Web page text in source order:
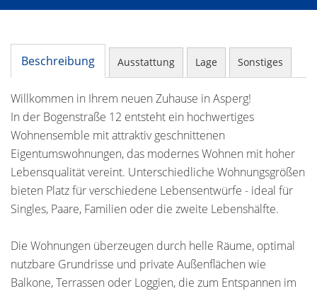
Beschreibung Ausstattung Lage Sonstiges
Willkommen in Ihrem neuen Zuhause in Asperg!
In der Bogenstraße 12 entsteht ein hochwertiges
Wohnensemble mit attraktiv geschnittenen
Eigentumswohnungen, das modernes Wohnen mit hoher
Lebensqualität vereint. Unterschiedliche Wohnungsgrößen
bieten Platz für verschiedene Lebensentwürfe - ideal für
Singles, Paare, Familien oder die zweite Lebenshälfte.
Die Wohnungen überzeugen durch helle Räume, optimal
nutzbare Grundrisse und private Außenflächen wie
Balkone, Terrassen oder Loggien, die zum Entspannen im